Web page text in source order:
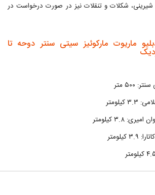
شکلات و تنقلات نیز در صورت درخواست در
ماریوت مارکوئیز سیتی سنتر دوحه تا
متر
۳.۸ کیلومتر